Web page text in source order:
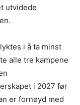
utvidede
i å ta minst
alle tre kampene
i 2027 før
er fornøyd med